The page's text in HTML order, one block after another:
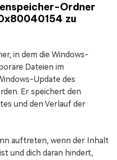
Ordner
zu
in dem die Windows-
Dateien im
Update des
Er speichert den
und den Verlauf der
auftreten, wenn der Inhalt
und dich daran hindert,